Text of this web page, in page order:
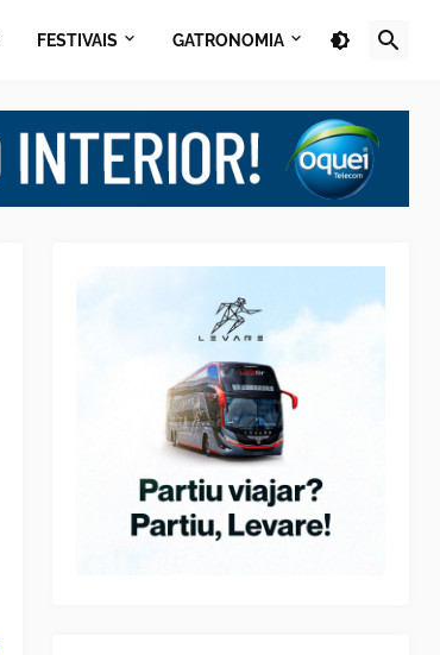
FESTIVAIS GATRONOMIA